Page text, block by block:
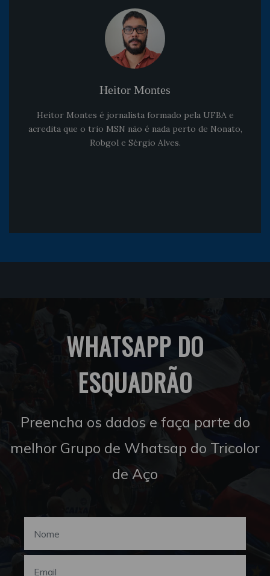
Heitor Montes
Heitor Montes é jornalista formado pela UFBA e
acredita que o trio MSN não é nada perto de Nonato,
Robgol e Sérgio Alves.
WHATSAPP DO
ESQUADRÃO
Preencha os dados e faça parte do
melhor Grupo de Whatsap do Tricolor
de Aço